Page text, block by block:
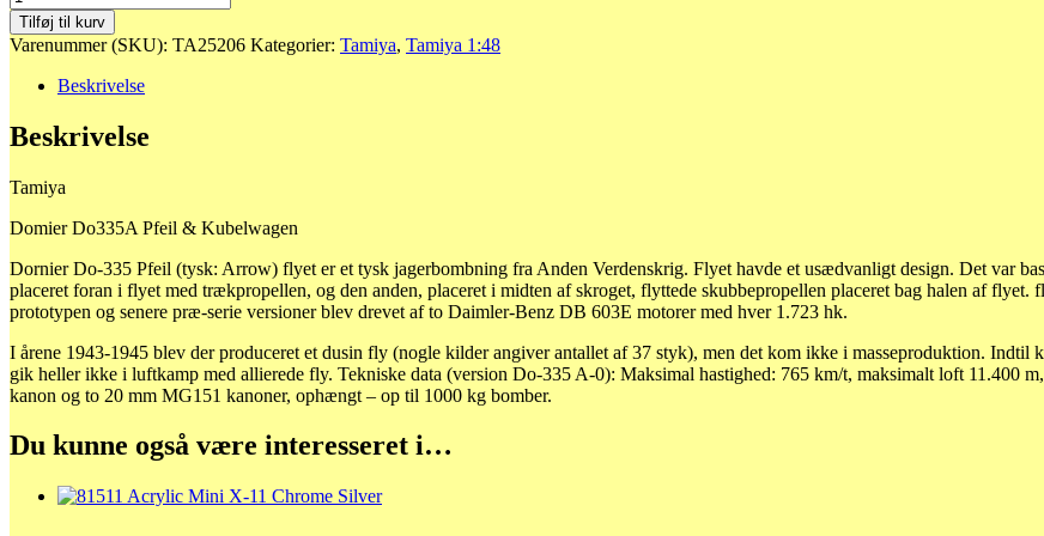
Domier
Do335A
Pfeil
Kubelwagen
antal
Tilføj til kurv
Varenummer (SKU): TA25206 Kategorier: Tamiya, Tamiya 1:48
Beskrivelse
Beskrivelse
Tamiya
Domier Do335A Pfeil & Kubelwagen
Dornier Do-335 Pfeil (tysk: Arrow) flyet er et tysk jagerbombning fra Anden Verdenskrig. Flyet havde et usædvanligt design. Det var
placeret foran i flyet med trækpropellen, og den anden, placeret i midten af skroget, flyttede skubbepropellen placeret bag halen af
prototypen og senere præ-serie versioner blev drevet af to Daimler-Benz DB 603E motorer med hver 1.723 hk.
I årene 1943-1945 blev der produceret et dusin fly (nogle kilder angiver antallet af 37 styk), men det kom ikke i masseproduktion. Indtil
gik heller ikke i luftkamp med allierede fly. Tekniske data (version Do-335 A-0): Maksimal hastighed: 765 km/t, maksimalt loft 11.400
kanon og to 20 mm MG151 kanoner, ophængt – op til 1000 kg bomber.
Du kunne også være interesseret i…